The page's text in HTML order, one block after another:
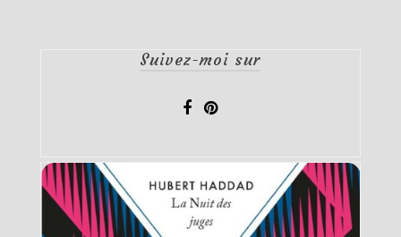
Suivez-moi sur